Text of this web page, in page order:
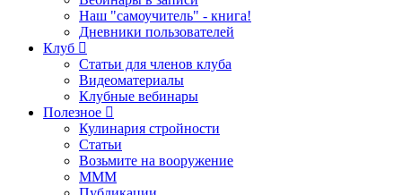
Наш "самоучитель" - книга!
Дневники пользователей
Клуб
Статьи для членов клуба
Видеоматериалы
Клубные вебинары
Полезное
Кулинария стройности
Статьи
Возьмите на вооружение
МММ